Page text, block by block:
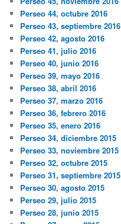
Perseo 44, octubre 2016
Perseo 43, septiembre 2016
Perseo 42, agosto 2016
Perseo 41, julio 2016
Perseo 40, junio 2016
Perseo 39, mayo 2016
Perseo 38, abril 2016
Perseo 37, marzo 2016
Perseo 36, febrero 2016
Perseo 35, enero 2016
Perseo 34, diciembre 2015
Perseo 33, noviembre 2015
Perseo 32, octubre 2015
Perseo 31, septiembre 2015
Perseo 30, agosto 2015
Perseo 29, julio 2015
Perseo 28, junio 2015